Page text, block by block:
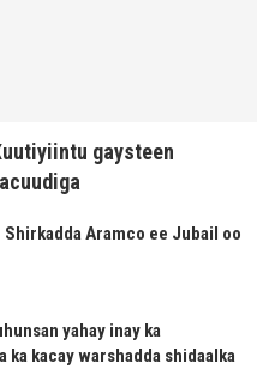
gaysteen
Shirkadda Aramco ee Jubail oo
yahay inay ka
ka kacay warshadda shidaalka